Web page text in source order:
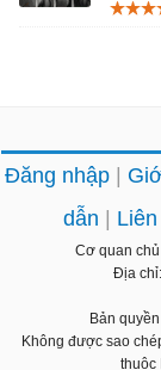
Chiến
Đăng nhập
dẫn
Cơ quan
Địa
Bản
Không được sao
thuộc